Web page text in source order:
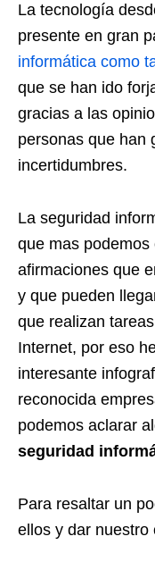
La tecnología
presente en gran
informática como
que se han ido
gracias a las
personas que han
incertidumbres.
La seguridad
que mas
afirmaciones que
y que pueden
que realizan
Internet, por eso
interesante
reconocida
podemos aclarar
seguridad
Para resaltar un
ellos y dar nuestro